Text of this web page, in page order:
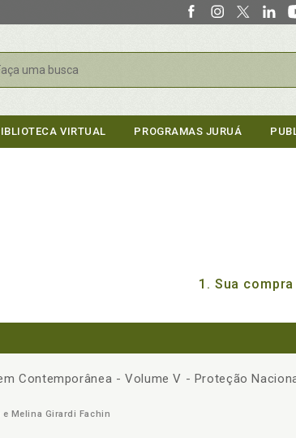
VIRTUAL PROGRAMAS JURUÁ
1. Sua compra
Contemporânea - Volume V - Proteção
Melina Girardi Fachin
+